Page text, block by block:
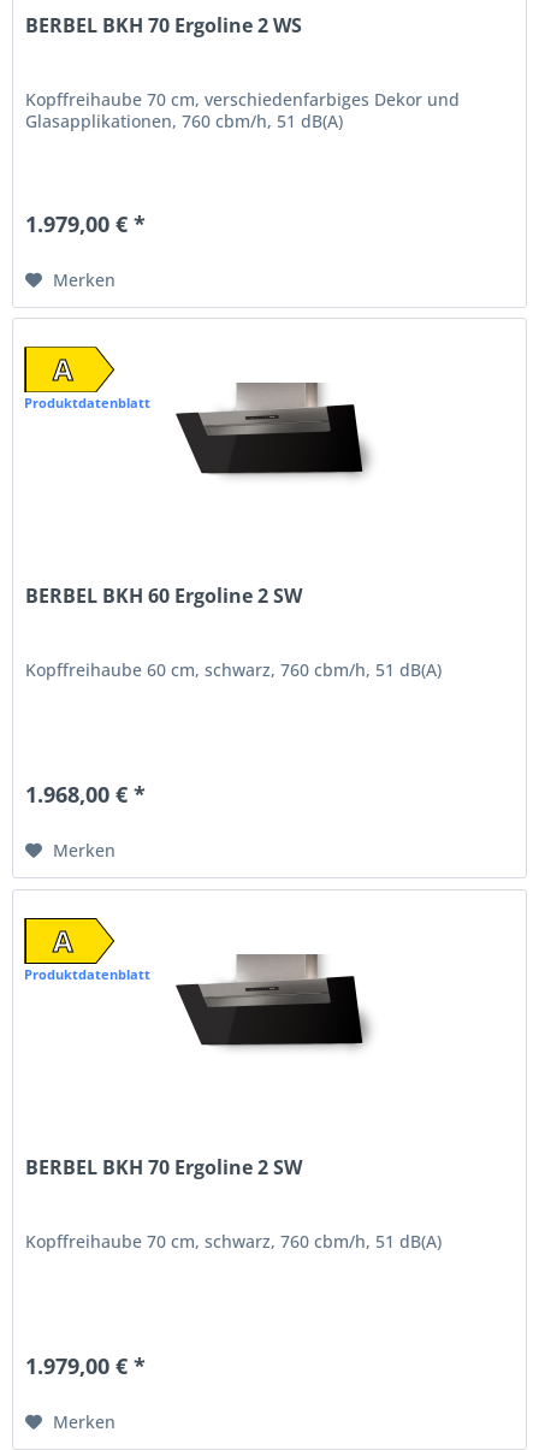
BERBEL BKH 70 Ergoline 2 WS
Kopffreihaube 70 cm, verschiedenfarbiges Dekor und
Glasapplikationen, 760 cbm/h, 51 dB(A)
1.979,00 € *
Merken
A
Produktdatenblatt
BERBEL BKH 60 Ergoline 2 SW
Kopffreihaube 60 cm, schwarz, 760 cbm/h, 51 dB(A)
1.968,00 € *
Merken
A
Produktdatenblatt
BERBEL BKH 70 Ergoline 2 SW
Kopffreihaube 70 cm, schwarz, 760 cbm/h, 51 dB(A)
1.979,00 € *
Merken